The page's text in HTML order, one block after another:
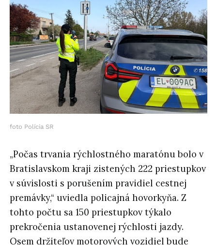
foto Polícia SR
„Počas trvania rýchlostného maratónu bolo v
Bratislavskom kraji zistených 222 priestupkov
v súvislosti s porušením pravidiel cestnej
premávky,“ uviedla policajná hovorkyňa. Z
tohto počtu sa 150 priestupkov týkalo
prekročenia ustanovenej rýchlosti jazdy.
Osem držiteľov motorových vozidiel bude